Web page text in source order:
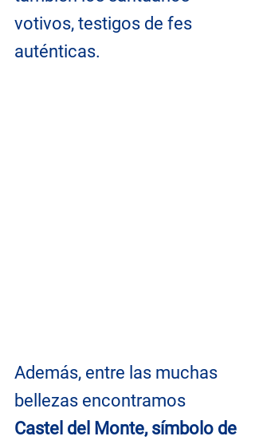
votivos, testigos de fes
auténticas.
Además, entre las muchas
bellezas encontramos
Castel del Monte, símbolo de